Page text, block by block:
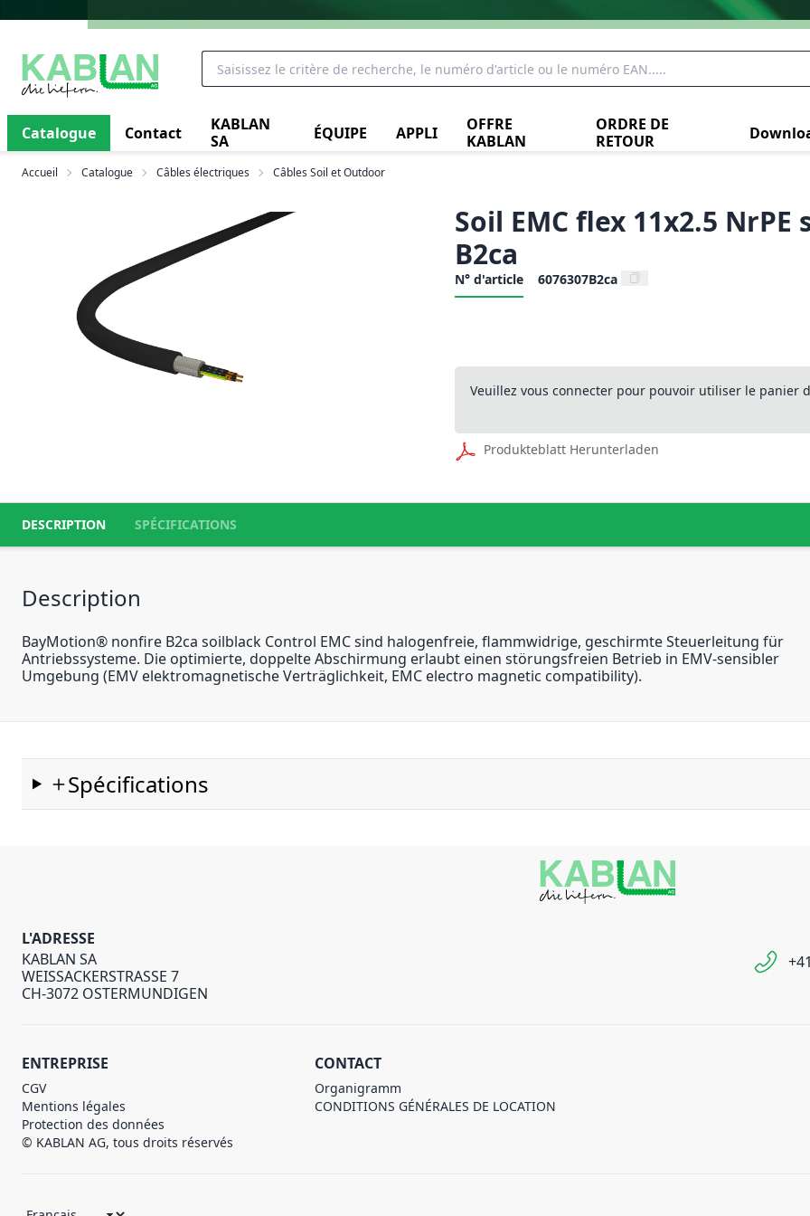
Catalogue Contact
KABLAN
SA
ÉQUIPE APPLI
OFFRE
KABLAN
ORDRE DE
RETOUR
Accueil Catalogue Câbles électriques Câbles Soil et Outdoor
Soil EMC flex 11x2.5 NrPE
B2ca
N° d'article 6076307B2ca
Veuillez vous connecter pour pouvoir utiliser le panier
Produkteblatt Herunterladen
DESCRIPTION SPÉCIFICATIONS
Description
BayMotion® nonfire B2ca soilblack Control EMC sind halogenfreie, flammwidrige, geschirmte Steuerleitung für
Antriebssysteme. Die optimierte, doppelte Abschirmung erlaubt einen störungsfreien Betrieb in EMV-sensibler
Umgebung (EMV elektromagnetische Verträglichkeit, EMC electro magnetic compatibility).
Spécifications
L'ADRESSE
KABLAN SA
WEISSACKERSTRASSE 7
CH-3072 OSTERMUNDIGEN
ENTREPRISE
CGV
Mentions légales
Protection des données
© KABLAN AG, tous droits réservés
CONTACT
Organigramm
CONDITIONS GÉNÉRALES DE LOCATION